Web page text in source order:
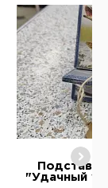
"Удачный